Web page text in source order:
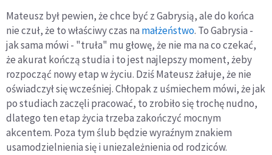
Mateusz był pewien, że chce być z Gabrysią, ale do końca
nie czuł, że to właściwy czas na małżeństwo. To Gabrysia -
jak sama mówi - "truła" mu głowę, że nie ma na co czekać,
że akurat kończą studia i to jest najlepszy moment, żeby
rozpocząć nowy etap w życiu. Dziś Mateusz żałuje, że nie
oświadczył się wcześniej. Chłopak z uśmiechem mówi, że jak
po studiach zaczęli pracować, to zrobiło się trochę nudno,
dlatego ten etap życia trzeba zakończyć mocnym
akcentem. Poza tym ślub będzie wyraźnym znakiem
usamodzielnienia się i uniezależnienia od rodziców.